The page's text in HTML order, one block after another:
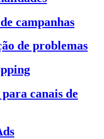
campanhas
de problemas
canais de